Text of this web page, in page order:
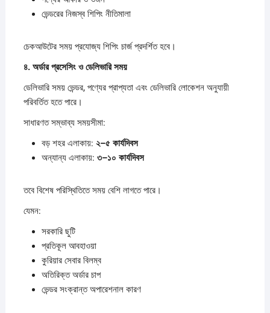
ভেন্ডরের নিজস্ব শিপিং নীতিমালা
চেকআউটের সময় প্রযোজ্য শিপিং চার্জ প্রদর্শিত হবে।
৪. অর্ডারপ্রসেসিং ওডেলিভারিসময়
ডেলিভারি সময় ভেন্ডর, পণ্যের প্রাপ্যতা এবং ডেলিভারি লোকেশন অনুযায়ী
পরিবর্তিত হতে পারে।
সাধারণত সম্ভাব্য সময়সীমা:
বড় শহর এলাকায়: ২–৫ কার্যদিবস
অন্যান্য এলাকায়: ৩–১০ কার্যদিবস
তবে বিশেষ পরিস্থিতিতে সময় বেশি লাগতে পারে।
যেমন:
সরকারি ছুটি
প্রতিকূল আবহাওয়া
কুরিয়ার সেবার বিলম্ব
অতিরিক্ত অর্ডার চাপ
ভেন্ডর সংক্রান্ত অপারেশনাল কারণ